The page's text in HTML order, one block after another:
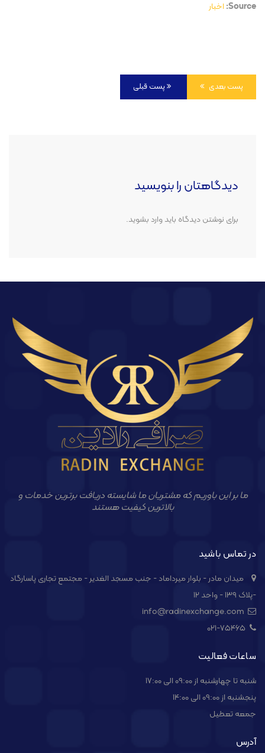
Source: اخبار
پست قبلی پست بعدی
دیدگاهتان را بنویسید
برای نوشتن دیدگاه بایدوارد بشوید.
ما بر این باوریم که مشتریان ما شایسته دریافت برترین خدمات و
بالاترین کیفیت هستند
در تماس باشید
میدان مادر - بلوار میرداماد - جنب مسجد الغدیر - مجتمع تجاری پاسارگاد
-پلاک ۱۳۹ - واحد ۱۲
021-۷۵۴۶۵
ساعات فعالیت
شنبه تا چهارشنبه از 09:00 الی 17:00
پنجشنبه از 09:00 الی 14:00
جمعه تعطیل
آدرس